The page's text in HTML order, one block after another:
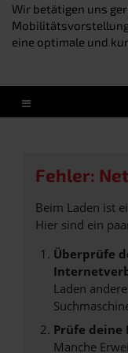
Wir betätigen uns
eine optimale und
Fehler:
Beim Laden ist
Hier sind ein
Überprüfe
Laden
Prüfe deine
Manche